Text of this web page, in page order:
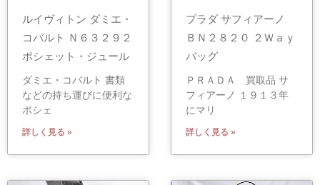
ルイヴィトン ダミエ・
コバルト Ｎ６３２９２
ポシェット・ジュール
ダミエ・コバルト 書類
などの持ち運びに便利な
ポシェ
詳しく見る »
プラダ サフィアーノ
ＢＮ２８２０ ２Ｗａｙ
バッグ
ＰＲＡＤＡ 買取品 サ
フィアーノ １９１３年
にマリ
詳しく見る »